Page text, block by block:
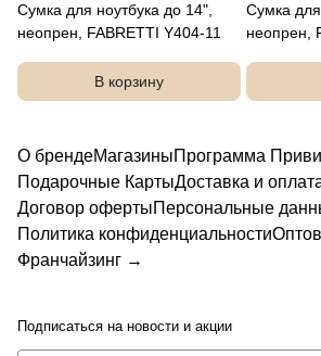
Сумка для ноутбука до 14",
неопрен, FABRETTI Y404-11
В корзину
Сумка для
неопрен,
О брендеМагазиныПрограмма
Подарочные КартыДоставка и
Договор офертыПерсональные
Политика конфиденциальности
Франчайзинг →
Подписаться на новости и акции